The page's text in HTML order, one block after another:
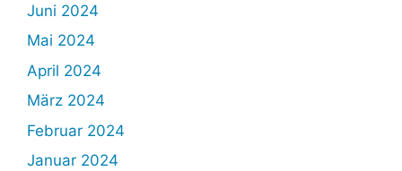
Juni 2024
Mai 2024
April 2024
März 2024
Februar 2024
Januar 2024